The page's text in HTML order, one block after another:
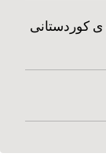
ی کوردستانی